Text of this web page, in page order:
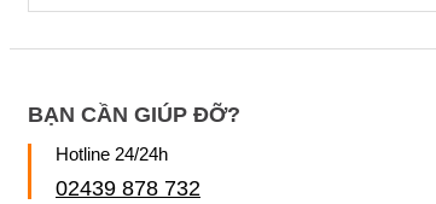
BẠN CẦN GIÚP ĐỠ?
Hotline 24/24h
02439 878 732